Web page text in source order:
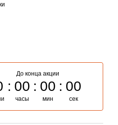
До конца акции
00
часы
00
мин
00
сек